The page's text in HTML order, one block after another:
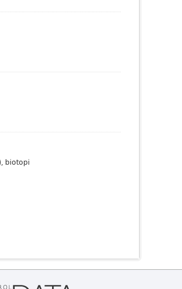
biotopi